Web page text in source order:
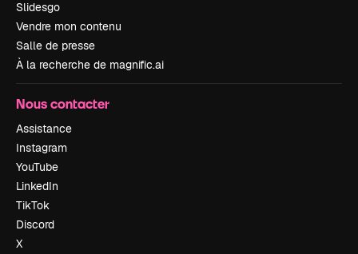
Slidesgo
Vendre mon contenu
Salle de presse
À la recherche de magnific.ai
Nous contacter
Assistance
Instagram
YouTube
LinkedIn
TikTok
Discord
X